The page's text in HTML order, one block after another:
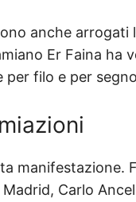
anche arrogati
Er Faina ha
per filo e per
manifestazione.
Carlo